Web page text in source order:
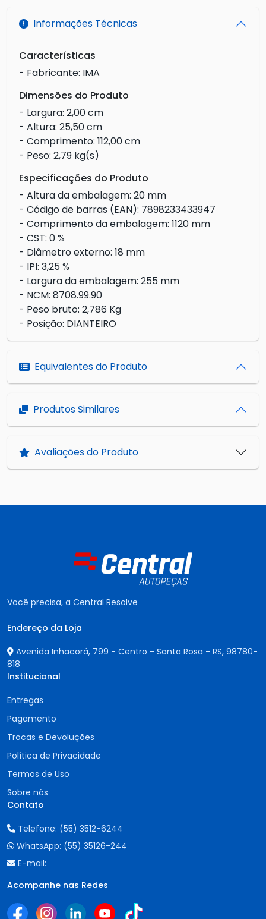
Informações Técnicas
Características
- Fabricante: IMA
Dimensões do Produto
- Largura: 2,00 cm
- Altura: 25,50 cm
- Comprimento: 112,00 cm
- Peso: 2,79 kg(s)
Especificações do Produto
- Altura da embalagem: 20 mm
- Código de barras (EAN): 7898233433947
- Comprimento da embalagem: 1120 mm
- CST: 0 %
- Diâmetro externo: 18 mm
- IPI: 3,25 %
- Largura da embalagem: 255 mm
- NCM: 8708.99.90
- Peso bruto: 2,786 Kg
- Posição: DIANTEIRO
Equivalentes do Produto
Produtos Similares
Avaliações do Produto
Você precisa, a Central Resolve
Endereço da Loja
Avenida Inhacorá, 799 - Centro - Santa Rosa - RS, 98780-
818
Institucional
Entregas
Pagamento
Trocas e Devoluções
Política de Privacidade
Termos de Uso
Sobre nós
Contato
Telefone: (55) 3512-6244
WhatsApp: (55) 35126-244
E-mail:
Acompanhe nas Redes